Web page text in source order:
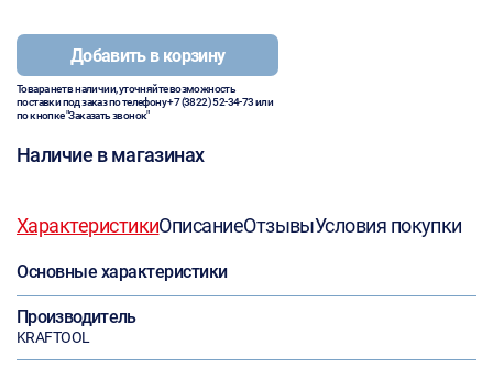
Добавить в корзину
Товара нет в наличии, уточняйте возможность
поставки под заказ по телефону+7 (3822) 52-34-73или
по кнопке "Заказать звонок"
Наличие в магазинах
ХарактеристикиОписаниеОтзывыУсловия покупки
Основные характеристики
Производитель
KRAFTOOL